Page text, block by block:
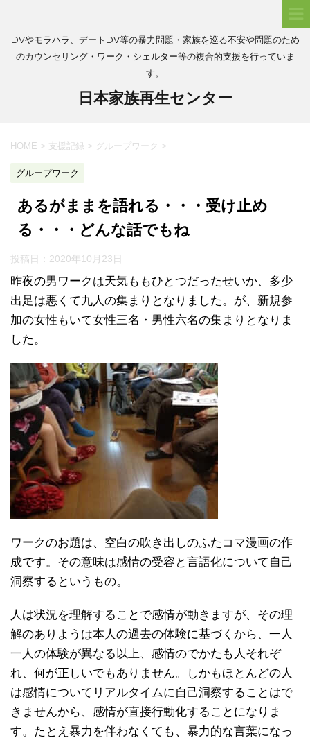
DVやモラハラ、デートDV等の暴力問題・家族を巡る不安や問題のため
のカウンセリング・ワーク・シェルター等の複合的支援を行っていま
す。
日本家族再生センター
HOME > 支援記録 > グループワーク >
グループワーク
あるがままを語れる・・・受け止め
る・・・どんな話でもね
投稿日： 2020年10月23日
昨夜の男ワークは天気ももひとつだったせいか、多少
出足は悪くて九人の集まりとなりました。が、新規参
加の女性もいて女性三名・男性六名の集まりとなりま
した。
ワークのお題は、空白の吹き出しのふたコマ漫画の作
成です。その意味は感情の受容と言語化について自己
洞察するというもの。
人は状況を理解することで感情が動きますが、その理
解のありようは本人の過去の体験に基づくから、一人
一人の体験が異なる以上、感情のでかたも人それぞ
れ、何が正しいでもありません。しかもほとんどの人
は感情についてリアルタイムに自己洞察することはで
きませんから、感情が直接行動化することになりま
す。たとえ暴力を伴わなくても、暴力的な言葉になっ